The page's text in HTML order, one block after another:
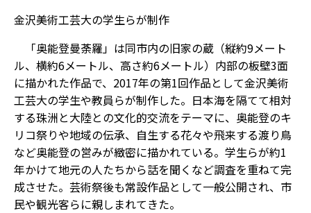
金沢美術工芸大の学生らが制作
「奥能登曼荼羅」は同市内の旧家の蔵（縦約9メート
ル、横約6メートル、高さ約6メートル）内部の板壁3面
に描かれた作品で、2017年の第1回作品として金沢美術
工芸大の学生や教員らが制作した。日本海を隔てて相対
する珠洲と大陸との文化的交流をテーマに、奥能登のキ
リコ祭りや地域の伝承、自生する花々や飛来する渡り鳥
など奥能登の営みが緻密に描かれている。学生らが約1
年かけて地元の人たちから話を聞くなど調査を重ねて完
成させた。芸術祭後も常設作品として一般公開され、市
民や観光客らに親しまれてきた。